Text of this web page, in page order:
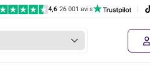
4,6|26 001 avis